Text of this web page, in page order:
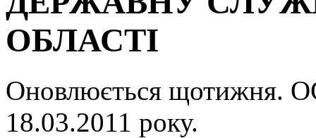
ОБЛАСТІ
Оновлюється
18.03.2011 року.